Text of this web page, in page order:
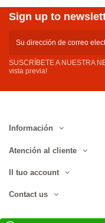
Sign up to
SUSCRÍBETE A NUESTRA
vista previa!
Información
Atención al cliente
Il tuo account
Contact us